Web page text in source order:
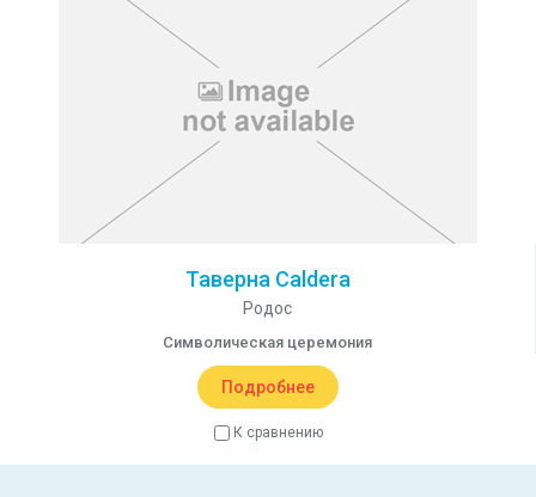
Таверна Caldera
Родос
Символическая церемония
Подробнее
К сравнению